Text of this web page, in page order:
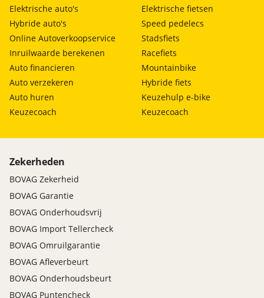
Elektrische auto's
Hybride auto's
Online Autoverkoopservice
Inruilwaarde berekenen
Auto financieren
Auto verzekeren
Auto huren
Keuzecoach
Elektrische fietsen
Speed pedelecs
Stadsfiets
Racefiets
Mountainbike
Hybride fiets
Keuzehulp e-bike
Keuzecoach
Zekerheden
BOVAG Zekerheid
BOVAG Garantie
BOVAG Onderhoudsvrij
BOVAG Import Tellercheck
BOVAG Omruilgarantie
BOVAG Afleverbeurt
BOVAG Onderhoudsbeurt
BOVAG Puntencheck